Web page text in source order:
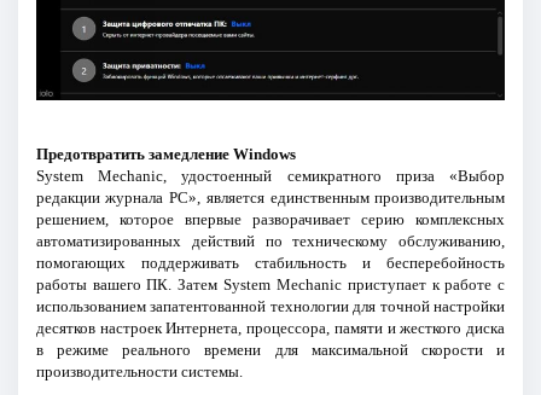
Предотвратить замедление Windows
System Mechanic, удостоенный семикратного приза «Выбор
редакции журнала PC», является единственным производительным
решением, которое впервые разворачивает серию комплексных
автоматизированных действий по техническому обслуживанию,
помогающих поддерживать стабильность и бесперебойность
работы вашего ПК. Затем System Mechanic приступает к работе с
использованием запатентованной технологии для точной настройки
десятков настроек Интернета, процессора, памяти и жесткого диска
в режиме реального времени для максимальной скорости и
производительности системы.